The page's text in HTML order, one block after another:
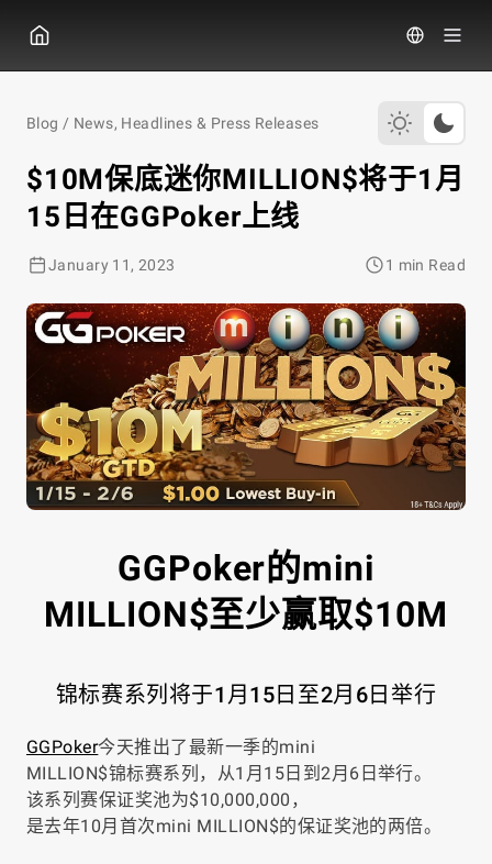
Blog / News, Headlines & Press Releases
$10M保底迷你MILLION$将于1月
15日在GGPoker上线
January 11, 2023 1 min Read
GGPoker的mini
MILLION$至少赢取$10M
锦标赛系列将于1月15日至2月6日举行
GGPoker今天推出了最新一季的mini
MILLION$锦标赛系列，从1月15日到2月6日举行。
该系列赛保证奖池为$10,000,000，
是去年10月首次mini MILLION$的保证奖池的两倍。